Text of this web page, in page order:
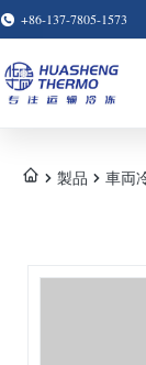
+86-137-7805-1573
製品 車両